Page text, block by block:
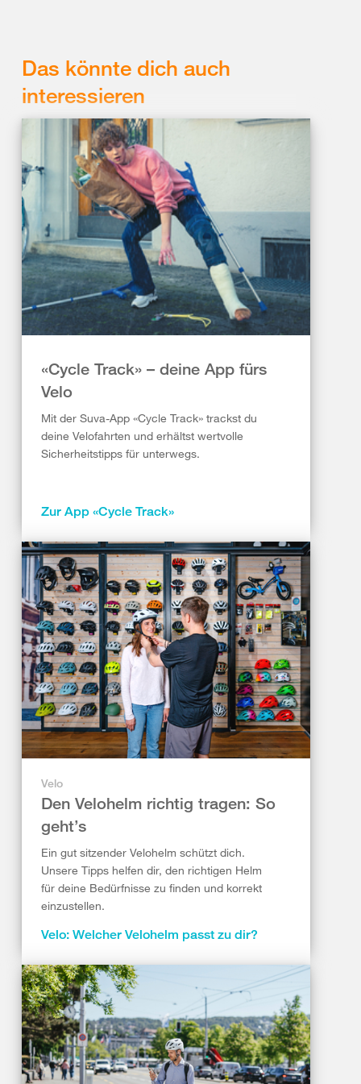
Das könnte dich auch
interessieren
«Cycle Track» – deine App fürs
Velo
Mit der Suva-App «Cycle Track» trackst du
deine Velofahrten und erhältst wertvolle
Sicherheitstipps für unterwegs.
Zur App «Cycle Track»
Velo
Den Velohelm richtig tragen: So
geht’s
Ein gut sitzender Velohelm schützt dich.
Unsere Tipps helfen dir, den richtigen Helm
für deine Bedürfnisse zu finden und korrekt
einzustellen.
Velo: Welcher Velohelm passt zu dir?